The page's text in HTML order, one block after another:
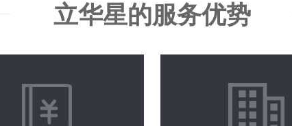
立华星的服务优势